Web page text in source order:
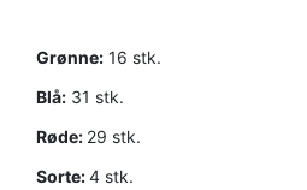
Grønne: 16 stk.
Blå: 31 stk.
Røde: 29 stk.
Sorte:4 stk.